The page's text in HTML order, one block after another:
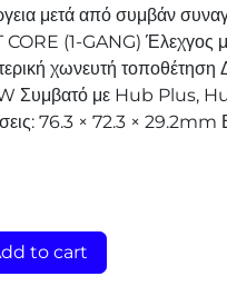
μετά από συμβάν
CORE (1-GANG) Έλεχγος
χωνευτή τοποθέτηση
Συμβατό με Hub Plus,
76.3 × 72.3 × 29.2mm
to cart